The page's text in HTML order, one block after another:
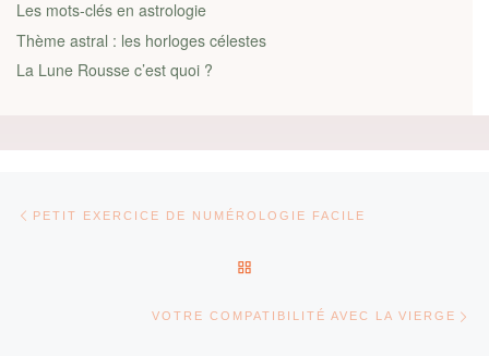
Les mots-clés en astrologie
Thème astral : les horloges célestes
La Lune Rousse c’est quoi ?
PETIT EXERCICE DE NUMÉROLOGIE FACILE
VOTRE COMPATIBILITÉ AVEC LA VIERGE